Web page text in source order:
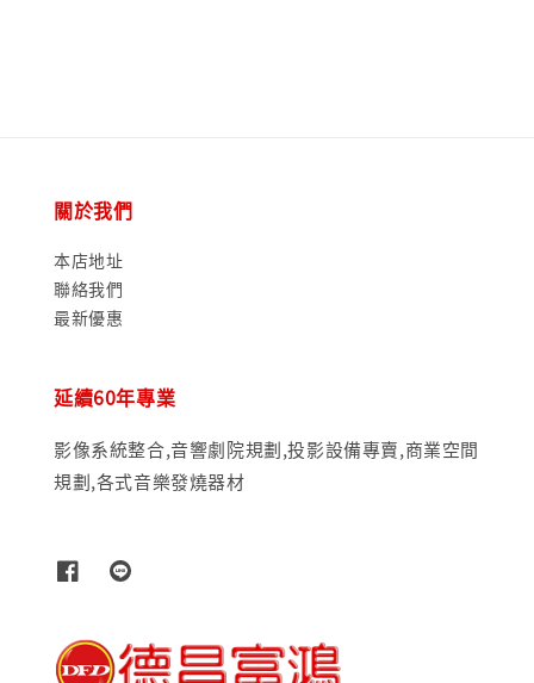
關於我們
本店地址
聯絡我們
最新優惠
延續60年專業
影像系統整合,音響劇院規劃,投影設備專賣,商業空間
規劃,各式音樂發燒器材